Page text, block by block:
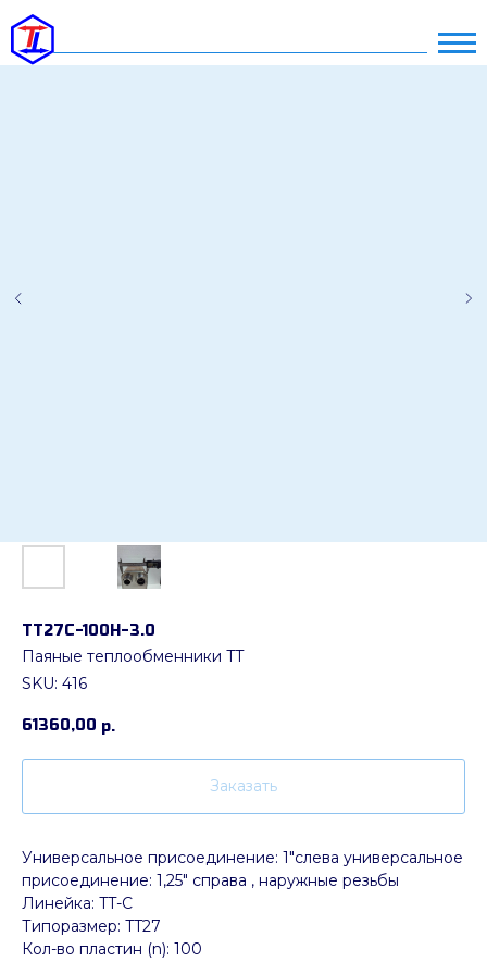
ТТ27С-100Н-3.0
Паяные теплообменники TT
SKU: 416
61360,00 р.
Заказать
Универсальное присоединение: 1"слева универсальное
присоединение: 1,25" справа , наружные резьбы
Линейка: TT-C
Типоразмер: TT27
Кол-во пластин (n): 100